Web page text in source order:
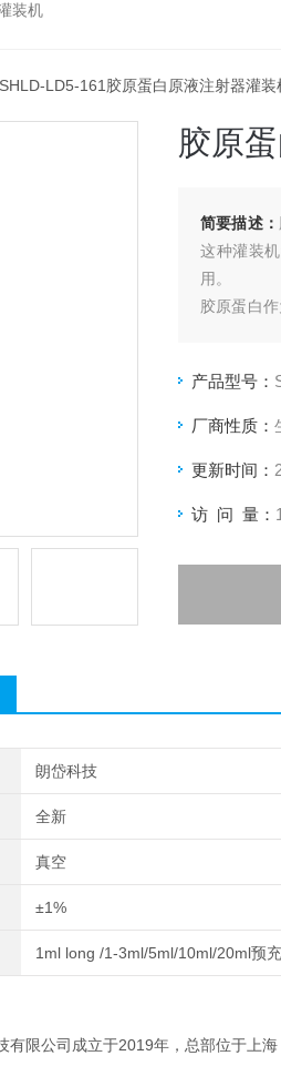
装机
LD5-161胶原蛋白原液注射器灌装
胶原
简要描述：
这种灌装
用。
胶原蛋白
产品型号：
厂商性质：
更新时间：
访 问 量：
朗岱科技
全新
真空
±1%
1ml long /1-3ml/5ml/10ml/20ml预
有限公司成立于2019年，总部位于上